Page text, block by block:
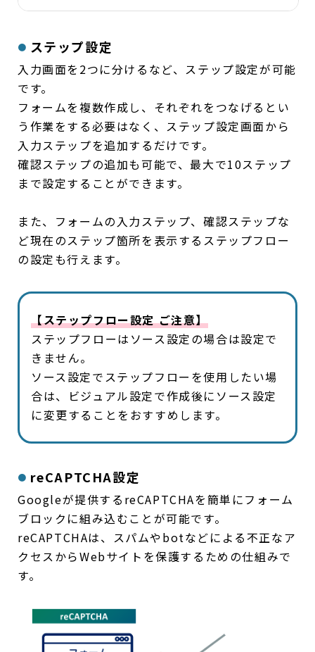
ステップ設定
入力画面を2つに分けるなど、ステップ設定が可能
です。
フォームを複数作成し、それぞれをつなげるとい
う作業をする必要はなく、ステップ設定画面から
入力ステップを追加するだけです。
確認ステップの追加も可能で、最大で10ステップ
まで設定することができます。
また、フォームの入力ステップ、確認ステップな
ど現在のステップ箇所を表示するステップフロー
の設定も行えます。
【ステップフロー設定 ご注意】
ステップフローはソース設定の場合は設定で
きません。
ソース設定でステップフローを使用したい場
合は、ビジュアル設定で作成後にソース設定
に変更することをおすすめします。
reCAPTCHA設定
Googleが提供するreCAPTCHAを簡単にフォーム
ブロックに組み込むことが可能です。
reCAPTCHAは、スパムやbotなどによる不正なア
クセスからWebサイトを保護するための仕組みで
す。